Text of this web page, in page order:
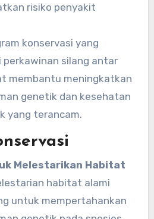
risiko penyakit
konservasi yang
silang antar
membantu meningkatkan
genetik dan kesehatan
yang terancam.
Melestarikan Habitat
habitat alami
untuk mempertahankan